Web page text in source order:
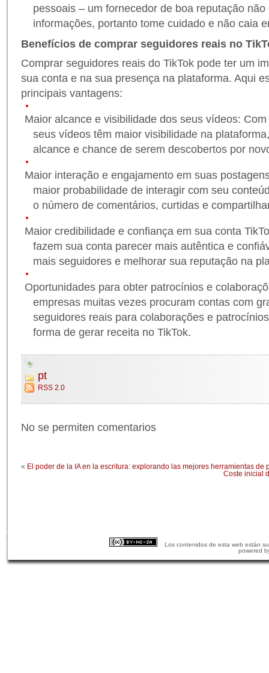
pessoais – um fornecedor de boa reputação
informações, portanto tome cuidado e não caia
Benefícios de comprar seguidores reais no
Comprar seguidores reais do TikTok pode ter um
sua conta e na sua presença na plataforma. Aqui
principais vantagens:
Maior alcance e visibilidade dos seus vídeos:
seus vídeos têm maior visibilidade na
alcance e chance de serem descobertos por
Maior interação e engajamento em suas
maior probabilidade de interagir com seu
o número de comentários, curtidas e
Maior credibilidade e confiança em sua conta
fazem sua conta parecer mais autêntica e
mais seguidores e melhorar sua reputação na
Oportunidades para obter patrocínios e
empresas muitas vezes procuram contas com
seguidores reais para colaborações e
forma de gerar receita no TikTok.
pt
RSS 2.0
No se permiten comentarios
« El poder de la IA en la escritura: explorando las mejores herramientas de
Coste inicial
Los contenidos de esta web están
powered